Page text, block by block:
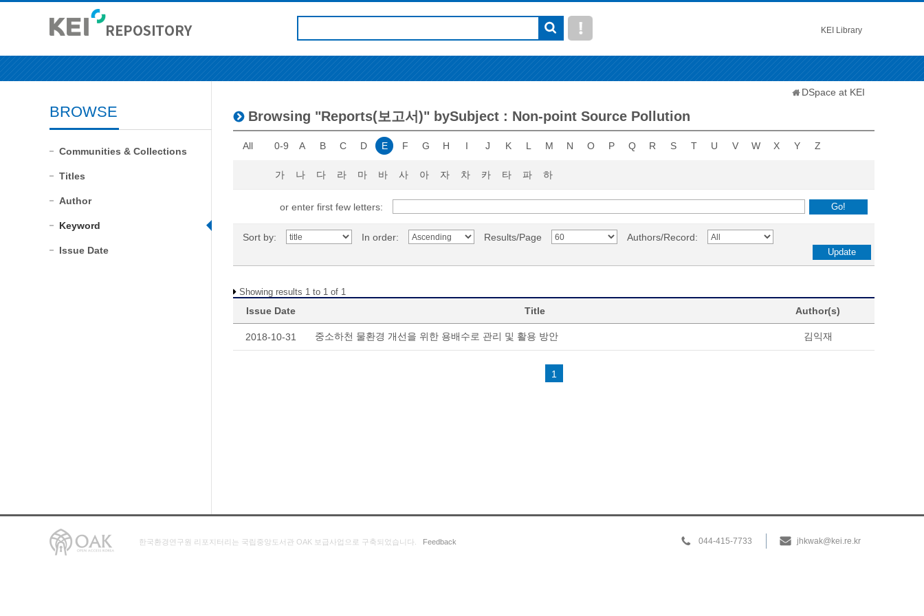
KEI Library
BROWSE
Communities & Collections
Titles
Author
Keyword
Issue Date
DSpace at KEI
Browsing "Reports(보고서)" bySubject : Non-point Source Pollution
All 0-9 A B C D E F G H I J K L M N O P Q R S T U V W X Y Z
가 나 다 라 마 바 사 아 자 차 카 타 파 하
or enter first few letters:
Sort by: In order: Results/Page Authors/Record:
Showing results 1 to 1 of 1
Issue Date Title Author(s)
2018-10-31 중소하천 물환경 개선을 위한 용배수로 관리 및 활용 방안 김익재
1
044-415-7733 jhkwak@kei.re.kr
한국환경연구원 리포지터리는 국립중앙도서관 OAK 보급사업으로 구축되었습니다. Feedback